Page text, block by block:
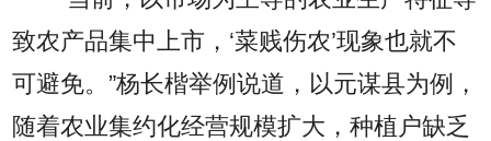
致农产品集中上市，‘菜贱伤农’现象也就不
可避免。”杨长楷举例说道，以元谋县为例，
随着农业集约化经营规模扩大，种植户缺乏